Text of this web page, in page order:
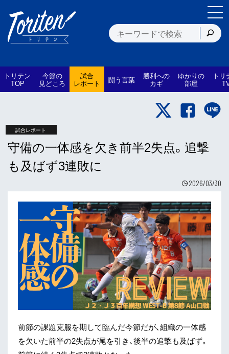
トリテン
TOP
今節の
見どころ
試合
レポート 闘う言葉 勝利への
カギ
ゆかりの
部屋
トリ
試合レポート
守備の一体感を欠き前半2失点。追撃
も及ばず3連敗に
2026/03/30
前節の課題克服を期して臨んだ今節だが、組織の一体感
を欠いた前半の2失点が尾を引き、後半の追撃も及ばず。